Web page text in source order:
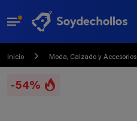
Inicio Moda, Calzado y Accesorios
-54%